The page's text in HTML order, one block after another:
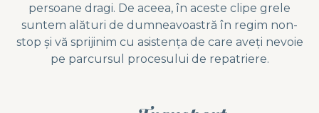
persoane dragi. De aceea, în aceste clipe grele
suntem alături de dumneavoastră în regim non-
stop și vă sprijinim cu asistența de care aveți nevoie
pe parcursul procesului de repatriere.